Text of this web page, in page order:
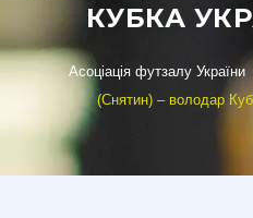
КУБКА
Асоціація футзалу України
(Снятин) – володар